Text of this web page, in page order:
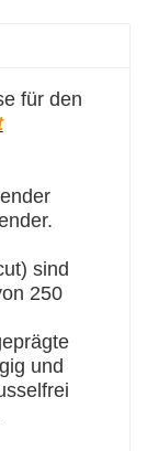
für den
sind
250
und